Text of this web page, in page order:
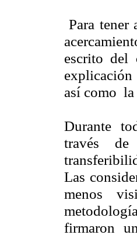
Para
escrito del
así como
Durante
través
Las
menos
firmaron